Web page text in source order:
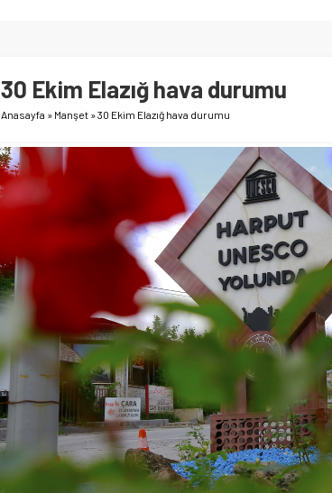
30 Ekim Elazığ hava durumu
Anasayfa » Manşet »30 Ekim Elazığ hava durumu